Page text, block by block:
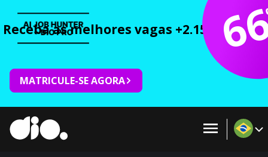
Receba as melhores vagas +2.150 cursos
MATRICULE-SE AGORA